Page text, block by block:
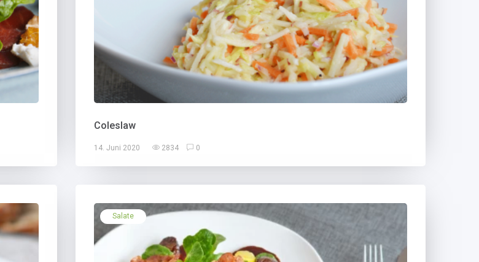
Coleslaw
14. Juni 2020 2834 0
Salate